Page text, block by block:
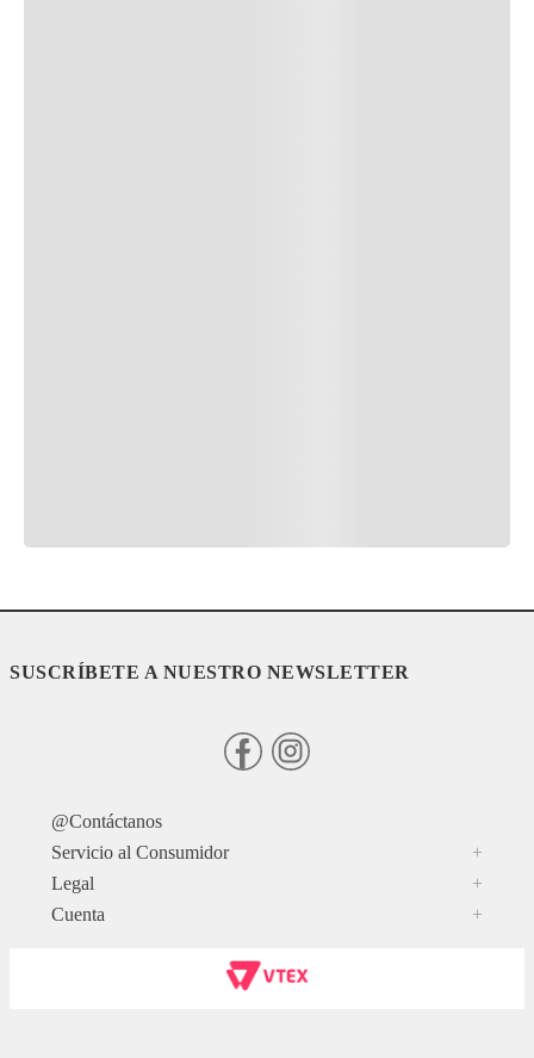
SUSCRÍBETE A NUESTRO NEWSLETTER
@Contáctanos
Servicio al Consumidor
+
Legal
+
Cuenta
+